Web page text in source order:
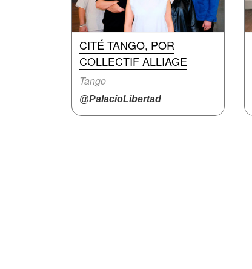
CITÉ TANGO, POR
COLLECTIF ALLIAGE
Tango
@PalacioLibertad